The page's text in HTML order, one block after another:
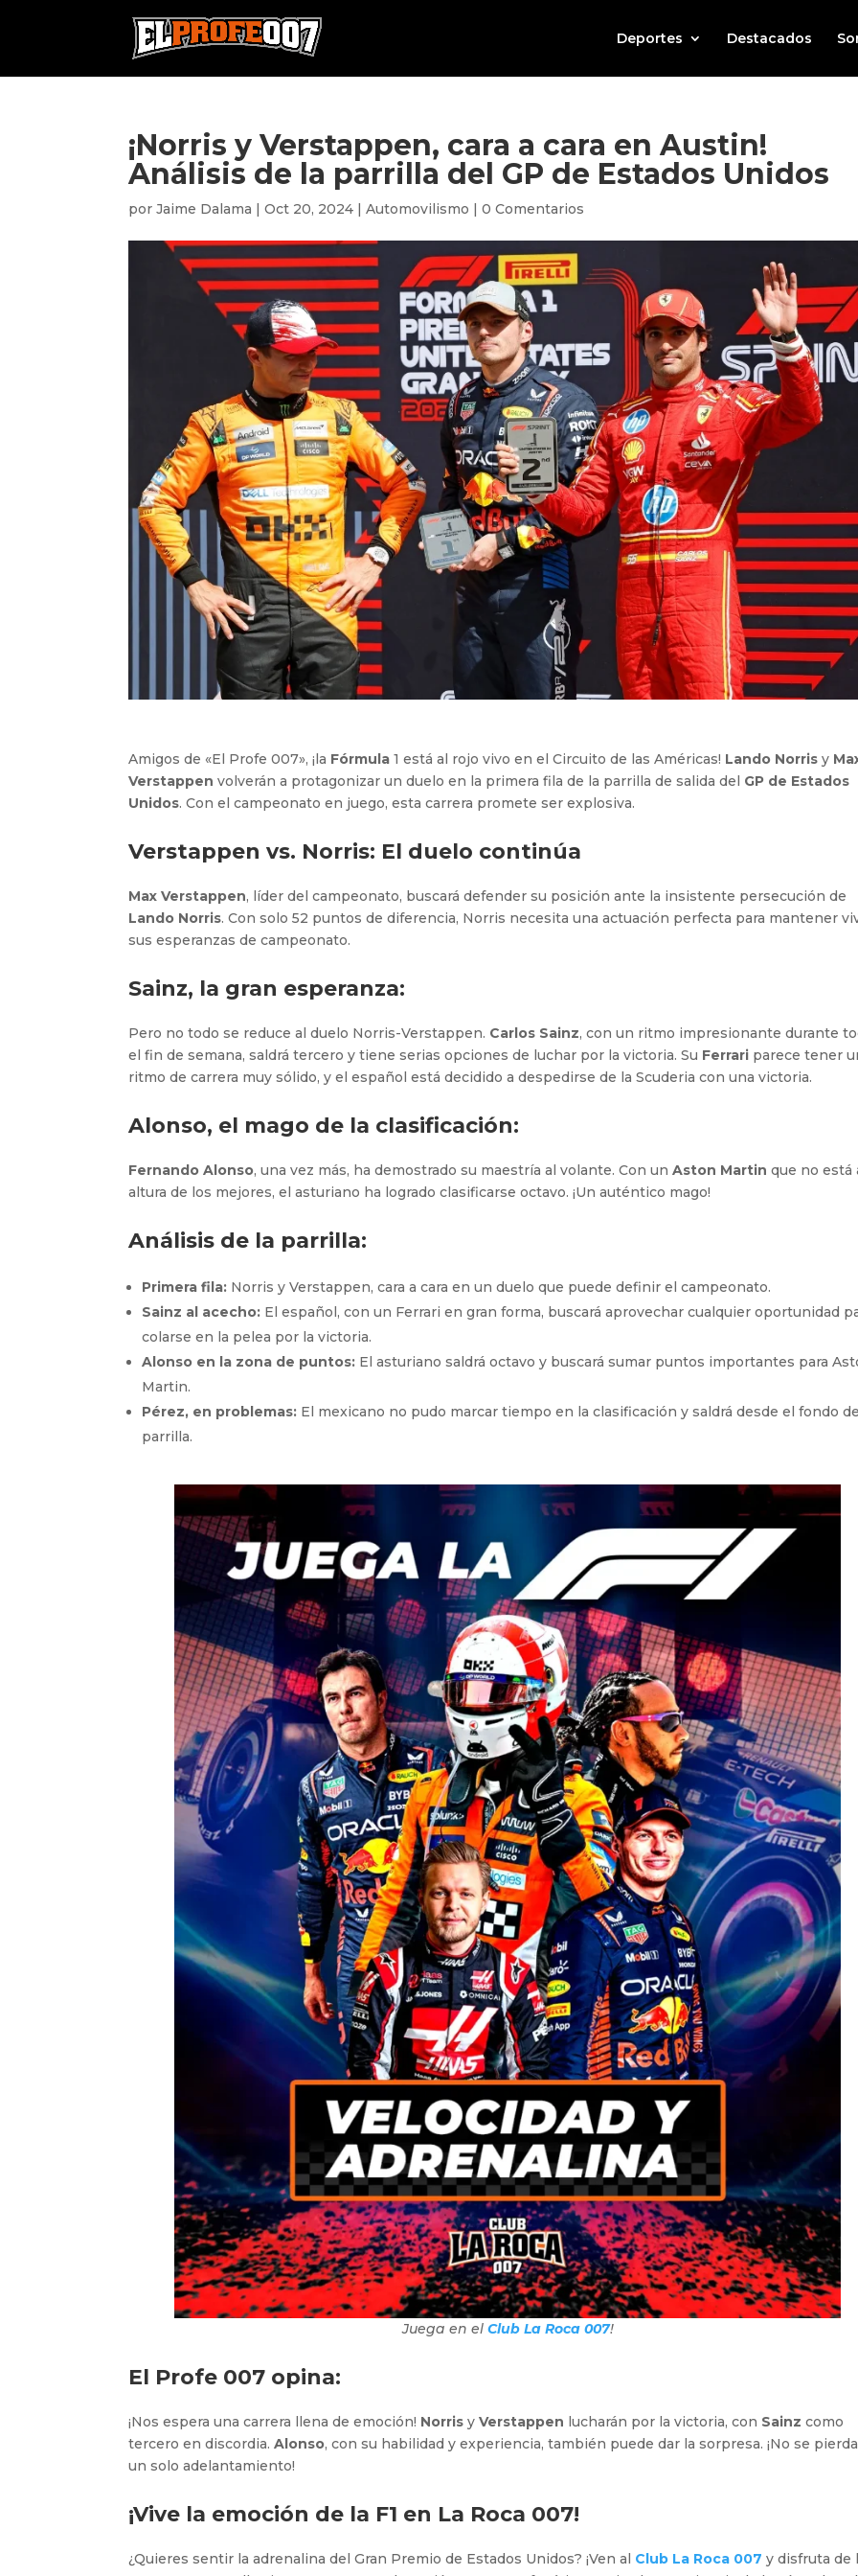
Deportes Destacados
¡Norris y Verstappen, cara a cara en Austin!
Análisis de la parrilla del GP de Estados Unidos
porJaime Dalama |Oct 20, 2024 |Automovilismo |0 Comentarios
Amigos de «El Profe 007», ¡la Fórmula1 está al rojo vivo en el Circuito de las Américas! Lando Norris y
Verstappen volverán a protagonizar un duelo en la primera fila de la parrilla de salida del GP de Estados
Unidos. Con el campeonato en juego, esta carrera promete ser explosiva.
Verstappen vs. Norris: El duelo continúa
Max Verstappen, líder del campeonato, buscará defender su posición ante la insistente persecución de
Lando Norris. Con solo 52 puntos de diferencia, Norris necesita una actuación perfecta para mantener
sus esperanzas de campeonato.
Sainz, la gran esperanza:
Pero no todo se reduce al duelo Norris-Verstappen. Carlos Sainz, con un ritmo impresionante durante
el fin de semana, saldrá tercero y tiene serias opciones de luchar por la victoria. Su Ferrari parece tener
ritmo de carrera muy sólido, y el español está decidido a despedirse de la Scuderia con una victoria.
Alonso, el mago de la clasificación:
Fernando Alonso, una vez más, ha demostrado su maestría al volante. Con unAston Martin que no está
altura de los mejores, el asturiano ha logrado clasificarse octavo. ¡Un auténtico mago!
Análisis de la parrilla:
Primera fila: Norris y Verstappen, cara a cara en un duelo que puede definir el campeonato.
Sainz al acecho: El español, con un Ferrari en gran forma, buscará aprovechar cualquier oportunidad
colarse en la pelea por la victoria.
Alonso en la zona de puntos: El asturiano saldrá octavo y buscará sumar puntos importantes para
Martin.
Pérez, en problemas: El mexicano no pudo marcar tiempo en la clasificación y saldrá desde el fondo
parrilla.
Juega en el Club La Roca 007!
El Profe 007 opina:
¡Nos espera una carrera llena de emoción! Norris yVerstappen lucharán por la victoria, con Sainz como
tercero en discordia.Alonso, con su habilidad y experiencia, también puede dar la sorpresa. ¡No se
un solo adelantamiento!
¡Vive la emoción de la F1 en La Roca 007!
¿Quieres sentir la adrenalina del Gran Premio de Estados Unidos? ¡Ven al Club La Roca 007 y disfruta de